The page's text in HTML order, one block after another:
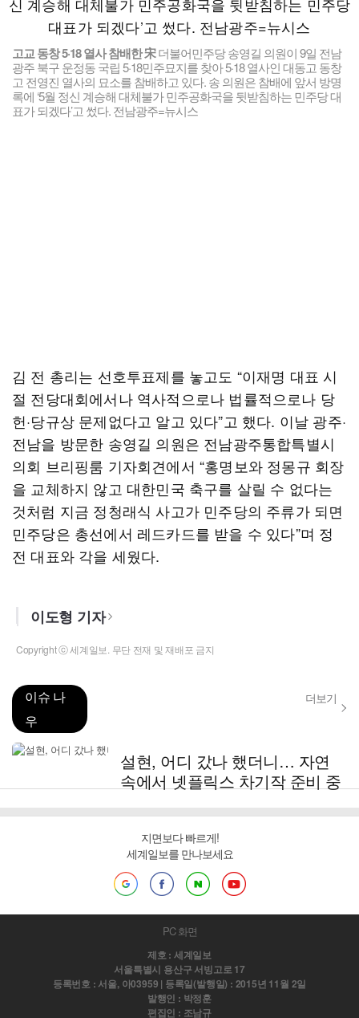
고교 동창 5·18 열사 참배한 宋더불어민주당 송영길 의원이 9일 전남
광주 북구 운정동 국립 5·18민주묘지를 찾아 5·18 열사인 대동고 동창
고 전영진 열사의 묘소를 참배하고 있다. 송 의원은 참배에 앞서 방명
록에 ‘5월 정신 계승해 대체불가 민주공화국을 뒷받침하는 민주당 대
표가 되겠다’고 썼다. 전남광주=뉴시스
김 전 총리는 선호투표제를 놓고도 “이재명 대표 시
절 전당대회에서나 역사적으로나 법률적으로나 당
헌·당규상 문제없다고 알고 있다”고 했다. 이날 광주·
전남을 방문한 송영길 의원은 전남광주통합특별시
의회 브리핑룸 기자회견에서 “홍명보와 정몽규 회장
을 교체하지 않고 대한민국 축구를 살릴 수 없다는
것처럼 지금 정청래식 사고가 민주당의 주류가 되면
민주당은 총선에서 레드카드를 받을 수 있다”며 정
전 대표와 각을 세웠다.
이도형 기자
Copyright ⓒ 세계일보. 무단 전재 및 재배포 금지
이슈 나
우
더보기
설현, 어디 갔나 했더니… 자연
속에서 넷플릭스 차기작 준비 중
지면보다 빠르게!
세계일보를 만나보세요
PC 화면
제호 : 세계일보
서울특별시 용산구 서빙고로 17
등록번호 : 서울, 아03959 | 등록일(발행일) : 2015년 11월 2일
발행인 : 박정훈
편집인 : 조남규